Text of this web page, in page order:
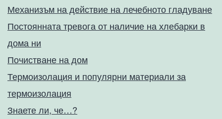
Механизъм на действие на лечебното гладуване
Постоянната тревога от наличие на хлебарки в
дома ни
Почистване на дом
Термоизолация и популярни материали за
термоизолация
Знаете ли, че…?